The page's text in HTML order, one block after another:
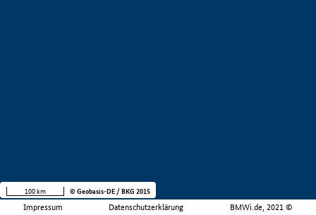
Impressum Datenschutzerklärung BMWi.de, 2021 ©
100 km © Geobasis-DE / BKG 2015